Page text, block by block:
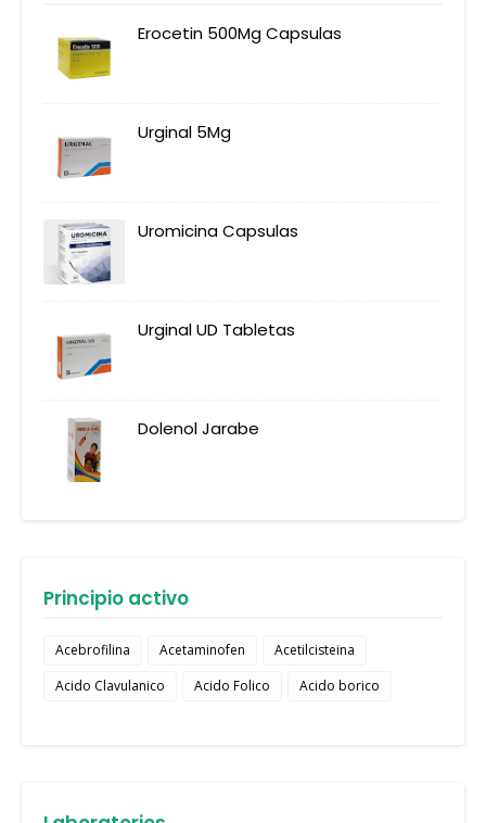
Erocetin 500Mg Capsulas
Urginal 5Mg
Uromicina Capsulas
Urginal UD Tabletas
Dolenol Jarabe
Principio activo
Acebrofilina Acetaminofen
Acetilcisteina
Acido Clavulanico
Acido Folico Acido borico